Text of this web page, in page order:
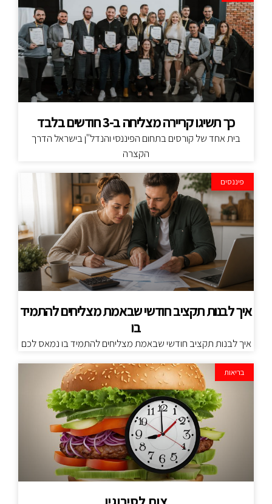
כך תשיגו קריירה מצליחה ב-3 חודשים בלבד
בית אחד של קורסים בתחום הפיננסי והנדל"ן בישראל הדרך
הקצרה
פיננסים
איך לבנות תקציב חודשי שבאמת מצליחים להתמיד
בו
איך לבנות תקציב חודשי שבאמת מצליחים להתמיד בו נמאס לכם
בריאות